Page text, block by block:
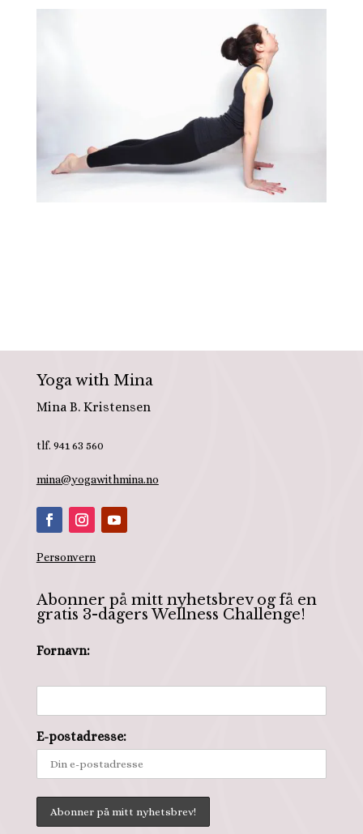
Yoga with Mina
Mina B. Kristensen
tlf. 941 63 560
mina@yogawithmina.no
Personvern
Abonner på mitt nyhetsbrev og få en
gratis 3-dagers Wellness Challenge!
Fornavn:
E-postadresse: